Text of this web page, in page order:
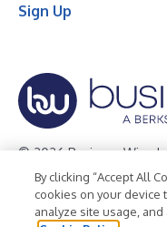
Sign Up
© 2026 Business Wire,
Privacy Policy Cookie
Terms of Use
Legal
By clicking “Accept All
cookies on your device
analyze site usage,